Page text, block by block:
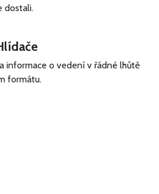
dostali.
informace o vedení v řádné lhůtě
formátu.